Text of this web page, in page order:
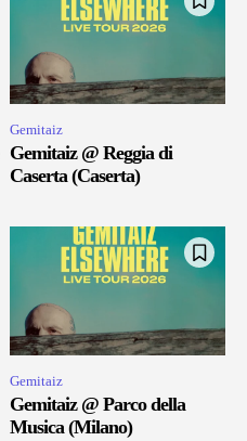
Gemitaiz
Gemitaiz @ Reggia di
Caserta (Caserta)
Gemitaiz
Gemitaiz @ Parco della
Musica (Milano)